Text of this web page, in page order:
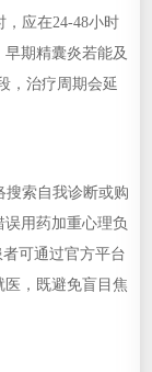
应在24-48小时
期精囊炎若能及
，治疗周期会延
搜索自我诊断或购
用药加重心理负
可通过官方平台
，既避免盲目焦